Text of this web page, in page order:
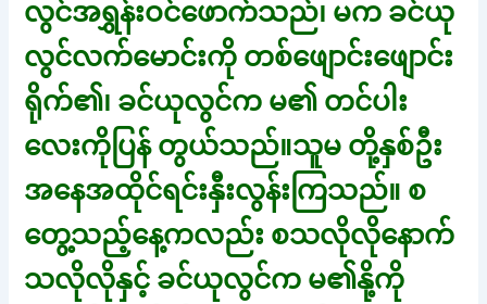
လွင်အရွှန်းဝင်ဖောက်သည်၊ မက ခင်ယု
လွင်လက်မောင်းကို တစ်ဖျောင်းဖျောင်း
ရိုက်၏၊ ခင်ယုလွင်က မ၏ တင်ပါး
လေးကိုပြန် တွယ်သည်။သူမ တို့နှစ်ဦး
အနေအထိုင်ရင်းနှီးလွန်းကြသည်။ စ
တွေ့သည့်နေ့ကလည်း စသလိုလိုနောက်
သလိုလိုနှင့် ခင်ယုလွင်က မ၏နို့ကို